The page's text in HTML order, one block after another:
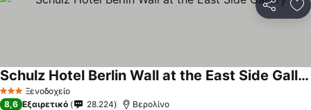
3 ΑστέριαΞενοδοχείο
Schulz Hotel Berlin Wall at the East Side Gallery
Εμφάνιση τιμών
8,6 Εξαιρετικό 28.224 Βερολίνο